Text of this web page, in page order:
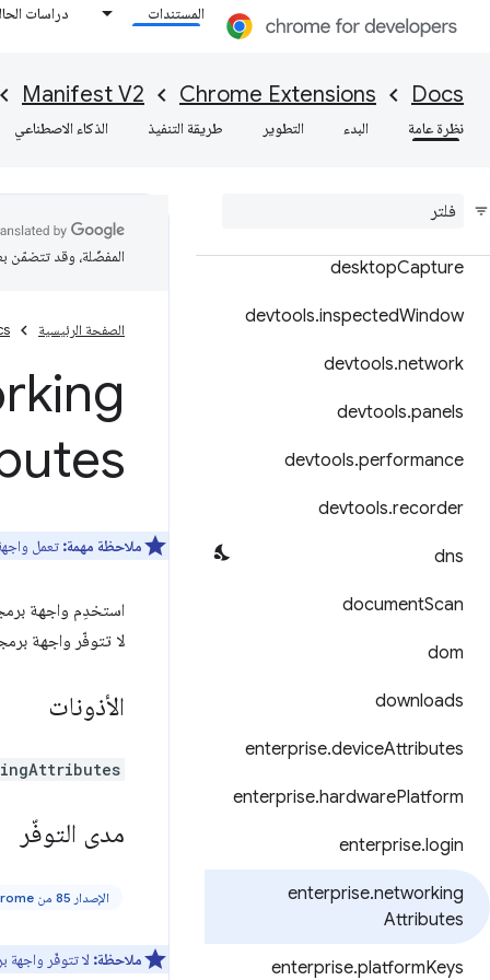
المستندات دراسات
Docs
Chrome Extensions
Manifest V2
نظرة عامة البدء التطوير طريقة التنفيذ الذكاء الاصطناعي
cookies
declarativeContent
Request
desktopCapture
devtools.inspectedWindow
devtools.network
devtools.panels
devtools.performance
devtools.recorder
dns
documentScan
dom
downloads
enterprise.deviceAttributes
enterprise.hardwarePlatform
enterprise.login
enterprise.networking
Attributes
enterprise.platformKeys
المفضّلة، وقد تتضمّن
الصفحة الرئيسية
ملاحظة مهمة: تعمل
استخدِم واجهة
لا تتوفّر واجهة
الأذونات
مدى التوفّر
الإصدار 85 من Chrome والإصدارات الأحدث
ملاحظة: لا تتوفّر واجهة